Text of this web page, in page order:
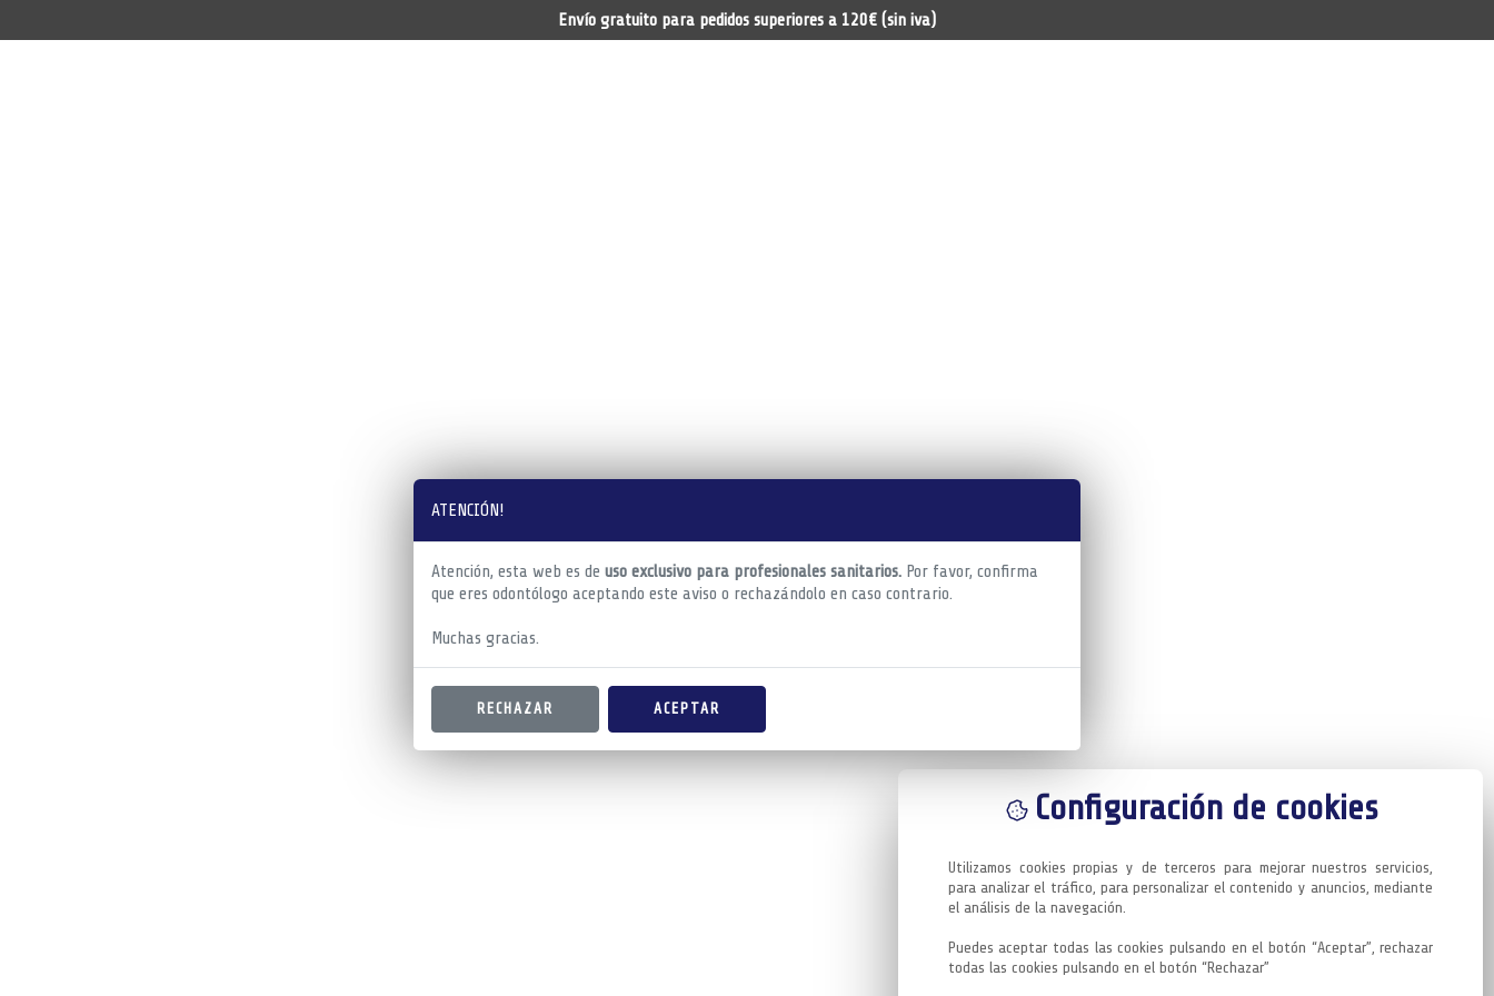
ATENCIÓN!
Atención, esta web es de uso exclusivo para profesionales sanitarios. Por favor, confirma
que eres odontólogo aceptando este aviso o rechazándolo en caso contrario.
Muchas gracias.
RECHAZAR ACEPTAR
Configuración de cookies
Utilizamos cookies propias y de terceros para mejorar nuestros servicios,
para analizar el tráfico, para personalizar el contenido y anuncios, mediante
el análisis de la navegación.
Puedes aceptar todas las cookies pulsando en el botón “Aceptar”, rechazar
todas las cookies pulsando en el botón “Rechazar”
Envío gratuito para pedidos superiores a 120€ (sin iva)